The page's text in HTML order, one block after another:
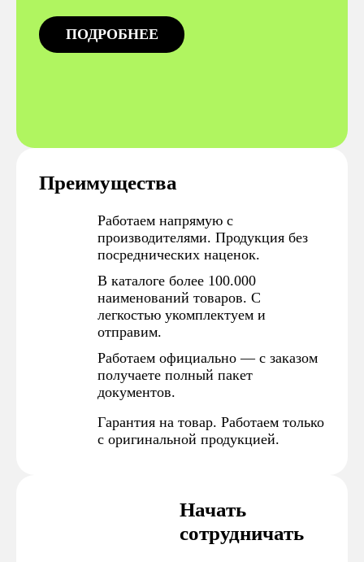
ПОДРОБНЕЕ
Преимущества
Работаем напрямую с
производителями. Продукция без
посреднических наценок.
В каталоге более 100.000
наименований товаров. С
легкостью укомплектуем и
отправим.
Работаем официально — с заказом
получаете полный пакет
документов.
Гарантия на товар. Работаем только
с оригинальной продукцией.
Начать
сотрудничать